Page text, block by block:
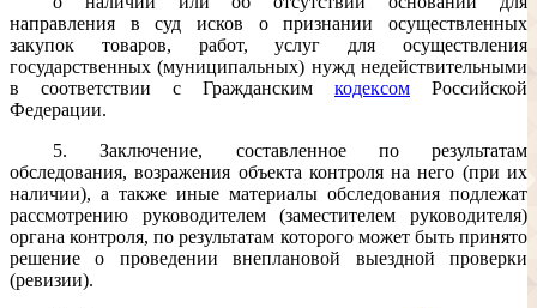
направления в суд исков о признании осуществленных
закупок товаров, работ, услуг для осуществления
государственных (муниципальных) нужд недействительными
в соответствии с Гражданским кодексом Российской
Федерации.
5. Заключение, составленное по результатам
обследования, возражения объекта контроля на него (при их
наличии), а также иные материалы обследования подлежат
рассмотрению руководителем (заместителем руководителя)
органа контроля, по результатам которого может быть принято
решение о проведении внеплановой выездной проверки
(ревизии).